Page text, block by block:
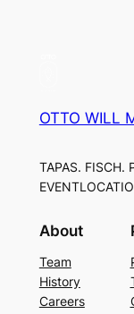
OTTO WILL
TAPAS. FISCH.
About
Team
History
Careers